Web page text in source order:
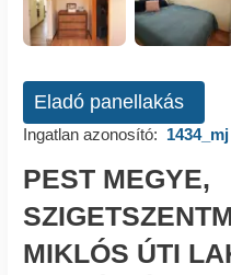
Eladó panellakás
Ingatlan azonosító: 1434_mj
PEST MEGYE,
MIKLÓS ÚTI